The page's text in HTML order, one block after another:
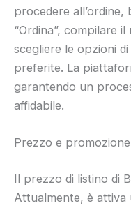
procedere
“Ordina”, compilare
scegliere le opzioni
preferite. La
garantendo un
affidabile.
Prezzo e promozione
Il prezzo di listino di
Attualmente, è